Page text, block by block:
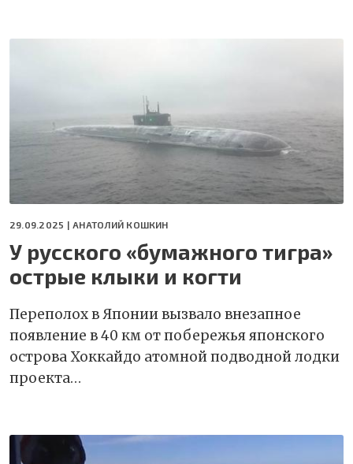
29.09.2025 |АНАТОЛИЙ КОШКИН
У русского «бумажного тигра»
острые клыки и когти
Переполох в Японии вызвало внезапное
появление в 40 км от побережья японского
острова Хоккайдо атомной подводной лодки
проекта…